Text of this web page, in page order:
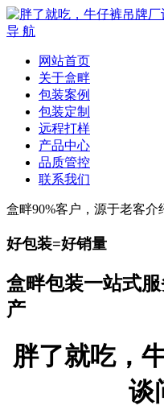
导 航
网站首页
关于盒畔
包装案例
包装定制
远程打样
产品中心
品质管控
联系我们
盒畔90%客户，源于老客介
好包装=好销量
盒畔包装一站式
产
胖了就吃，
谈